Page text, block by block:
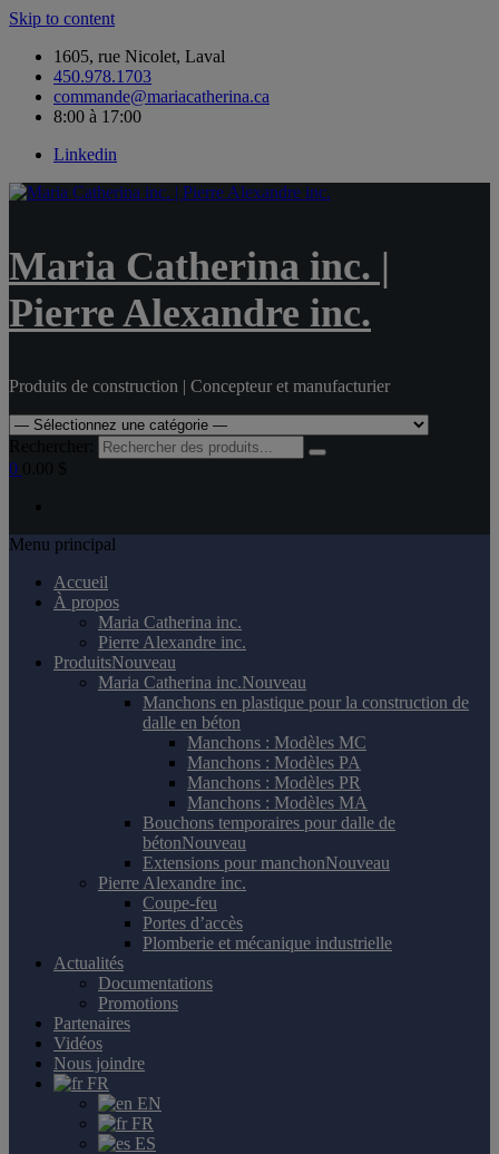
Skip to content
1605, rue Nicolet, Laval
450.978.1703
commande@mariacatherina.ca
8:00 à 17:00
Linkedin
Maria Catherina inc. |
Pierre Alexandre inc.
Produits de construction | Concepteur et manufacturier
0
Menu principal
Accueil
À propos
Maria Catherina inc.
Pierre Alexandre inc.
ProduitsNouveau
Maria Catherina inc.Nouveau
Manchons en plastique pour la construction de
dalle en béton
Manchons : Modèles MC
Manchons : Modèles PA
Manchons : Modèles PR
Manchons : Modèles MA
Bouchons temporaires pour dalle de
bétonNouveau
Extensions pour manchonNouveau
Pierre Alexandre inc.
Coupe-feu
Portes d’accès
Plomberie et mécanique industrielle
Actualités
Documentations
Promotions
Partenaires
Vidéos
Nous joindre
FR
EN
FR
ES